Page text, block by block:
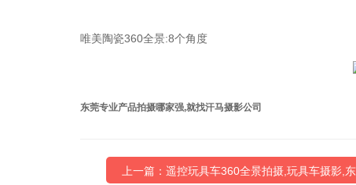
唯美陶瓷360全景:8个角度
东莞专业产品拍摄哪家强,就找汗马摄影公司
上一篇：遥控玩具车360全景拍摄,玩具车摄影,